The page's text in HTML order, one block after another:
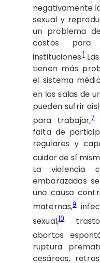
negativamente
sexual y
un problema
costos
instituciones.1
tienen más
el sistema
en las salas de
pueden sufrir
para trabajar,7
falta de
regulares y
cuidar de sí
La violencia
embarazadas
una causa
maternas,9
sexual,10
abortos
ruptura
cesáreas,